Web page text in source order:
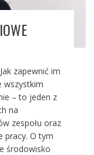
zapewnić im
wszystkim
– to jeden z
na
zespołu oraz
pracy. O tym
środowisko